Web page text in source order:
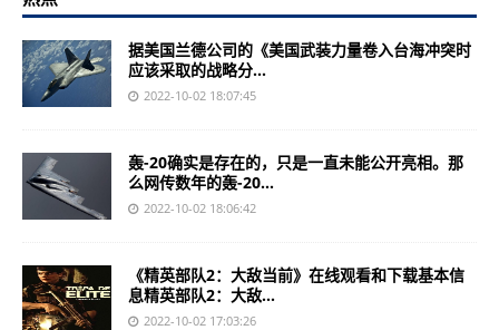
据美国兰德公司的《美国武装力量卷入台海冲突时
应该采取的战略分...
2022-10-02 18:07:45
轰-20确实是存在的，只是一直未能公开亮相。那
么网传数年的轰-20...
2022-10-02 18:06:42
《精英部队2：大敌当前》在线观看和下载基本信
息精英部队2：大敌...
2022-10-02 17:03:26